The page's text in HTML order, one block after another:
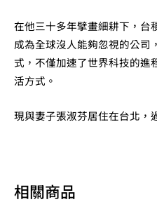
在他三十多年擘畫細耕下，台
成為全球沒人能夠忽視的公司
式，不僅加速了世界科技的進
活方式。
現與妻子張淑芬居住在台北，
相關商品